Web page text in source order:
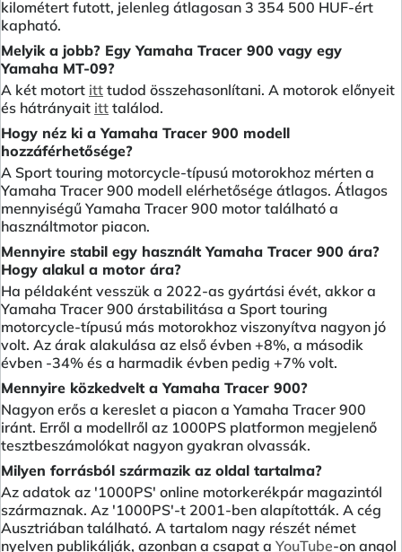
kilométert futott, jelenleg átlagosan 3 354 500 HUF-ért
kapható.
Melyik a jobb? Egy Yamaha Tracer 900 vagy egy
Yamaha MT-09?
A két motort itt tudod összehasonlítani. A motorok előnyeit
és hátrányait itt találod.
Hogy néz ki a Yamaha Tracer 900 modell
hozzáférhetősége?
A Sport touring motorcycle-típusú motorokhoz mérten a
Yamaha Tracer 900 modell elérhetősége átlagos. Átlagos
mennyiségű Yamaha Tracer 900 motor található a
használtmotor piacon.
Mennyire stabil egy használt Yamaha Tracer 900 ára?
Hogy alakul a motor ára?
Ha példaként vesszük a 2022-as gyártási évét, akkor a
Yamaha Tracer 900 árstabilitása a Sport touring
motorcycle-típusú más motorokhoz viszonyítva nagyon jó
volt. Az árak alakulása az első évben +8%, a második
évben -34% és a harmadik évben pedig +7% volt.
Mennyire közkedvelt a Yamaha Tracer 900?
Nagyon erős a kereslet a piacon a Yamaha Tracer 900
iránt. Erről a modellről az 1000PS platformon megjelenő
tesztbeszámolókat nagyon gyakran olvassák.
Milyen forrásból származik az oldal tartalma?
Az adatok az '1000PS' online motorkerékpár magazintól
származnak. Az '1000PS'-t 2001-ben alapították. A cég
Ausztriában található. A tartalom nagy részét német
nyelven publikálják, azonban a csapat a YouTube-on angol